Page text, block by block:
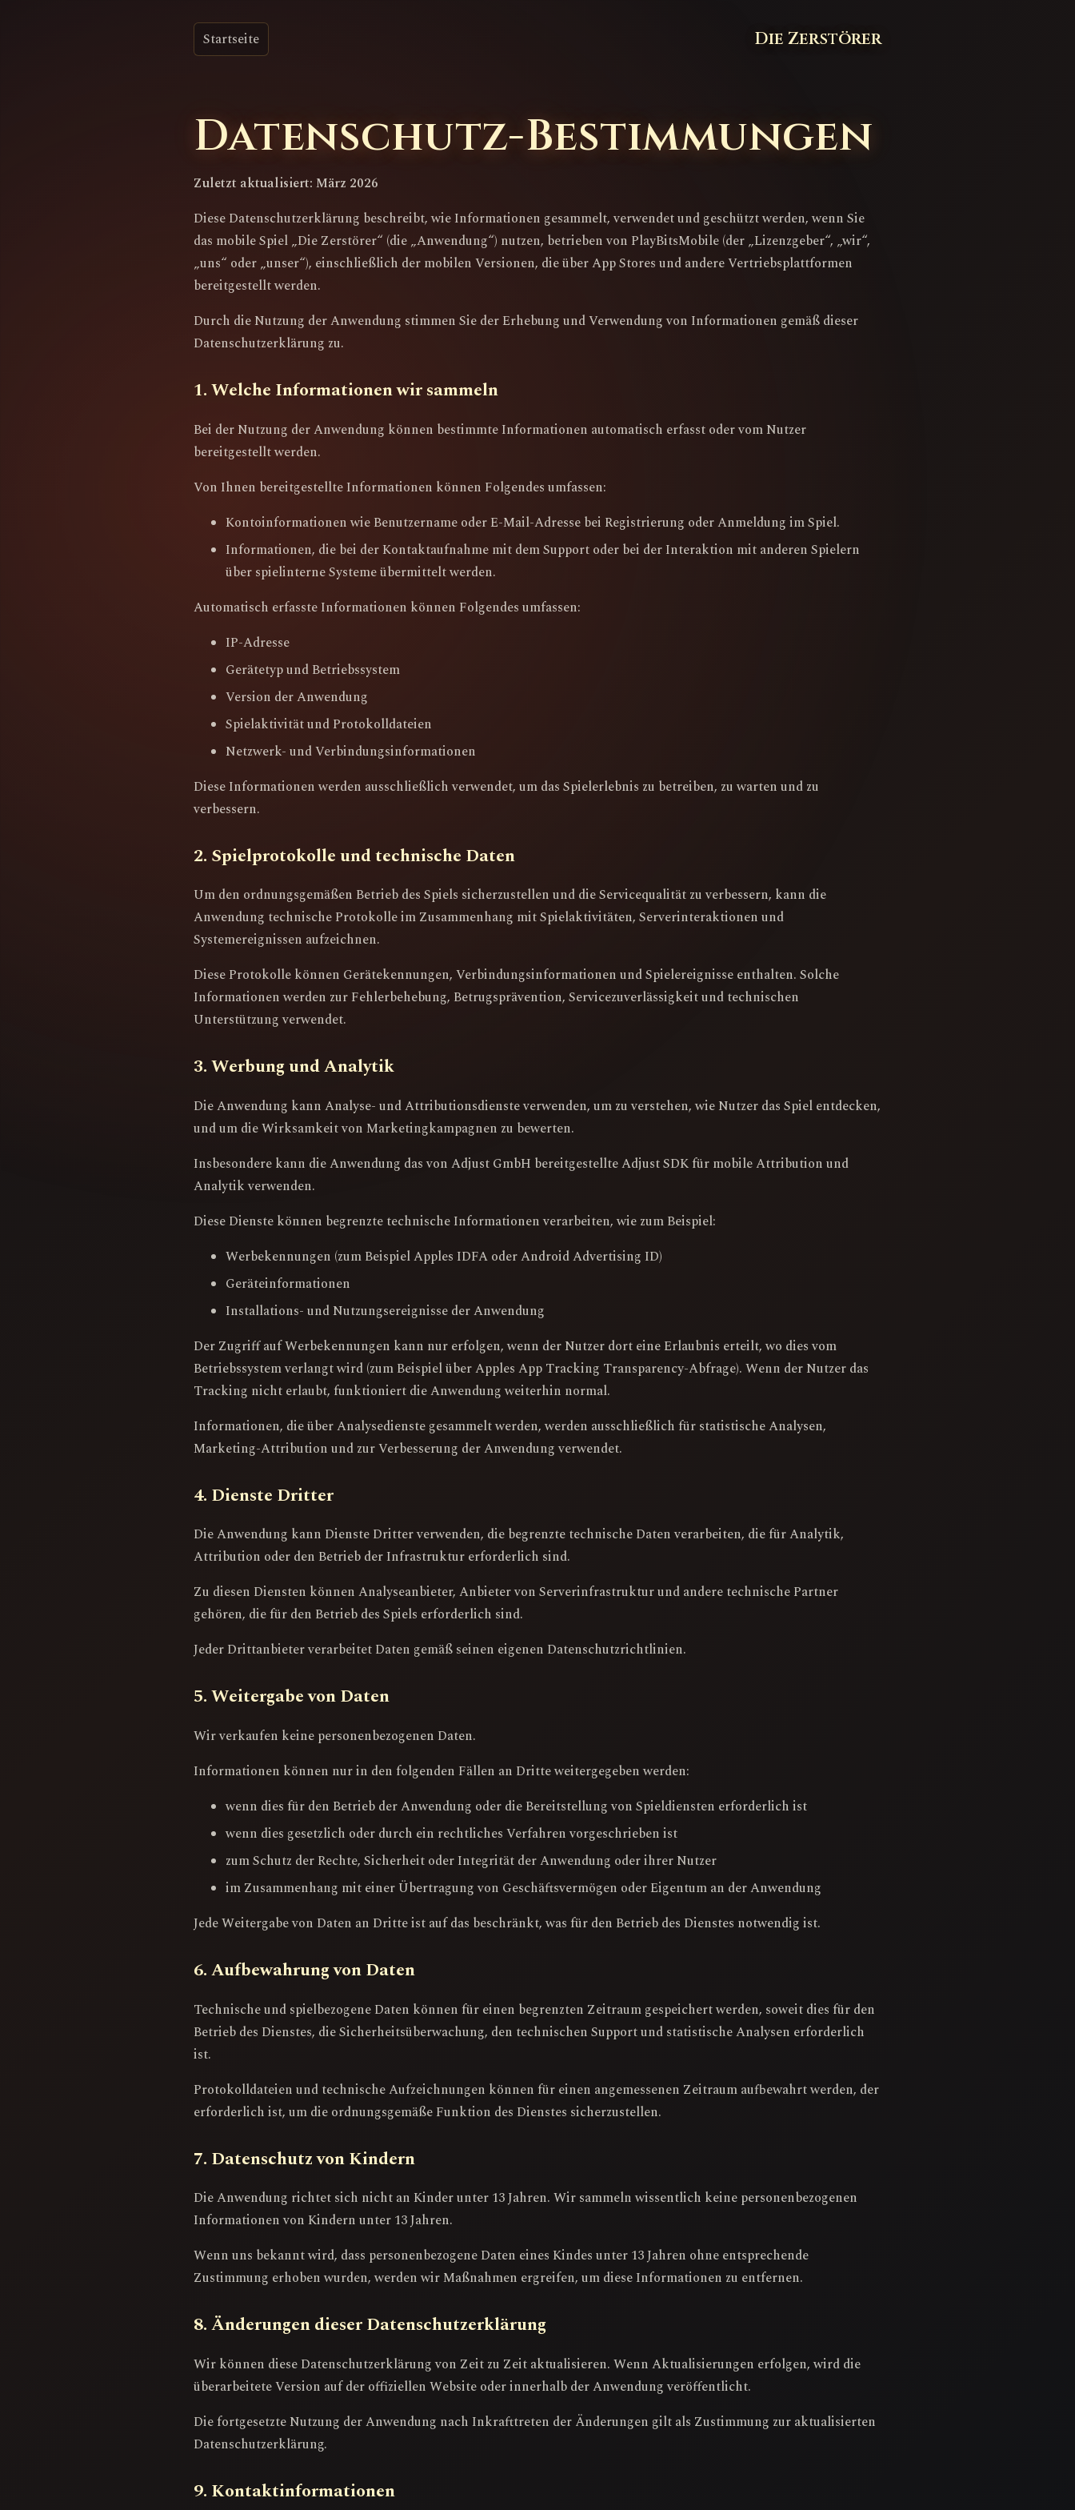
Startseite Die Zerstörer
Datenschutz-Bestimmungen
Zuletzt aktualisiert: März 2026
Diese Datenschutzerklärung beschreibt, wie Informationen gesammelt, verwendet und geschützt werden, wenn Sie
das mobile Spiel „Die Zerstörer“ (die „Anwendung“) nutzen, betrieben von PlayBitsMobile (der „Lizenzgeber“, „wir“,
„uns“ oder „unser“), einschließlich der mobilen Versionen, die über App Stores und andere Vertriebsplattformen
bereitgestellt werden.
Durch die Nutzung der Anwendung stimmen Sie der Erhebung und Verwendung von Informationen gemäß dieser
Datenschutzerklärung zu.
1. Welche Informationen wir sammeln
Bei der Nutzung der Anwendung können bestimmte Informationen automatisch erfasst oder vom Nutzer
bereitgestellt werden.
Von Ihnen bereitgestellte Informationen können Folgendes umfassen:
Kontoinformationen wie Benutzername oder E-Mail-Adresse bei Registrierung oder Anmeldung im Spiel.
Informationen, die bei der Kontaktaufnahme mit dem Support oder bei der Interaktion mit anderen Spielern
über spielinterne Systeme übermittelt werden.
Automatisch erfasste Informationen können Folgendes umfassen:
IP-Adresse
Gerätetyp und Betriebssystem
Version der Anwendung
Spielaktivität und Protokolldateien
Netzwerk- und Verbindungsinformationen
Diese Informationen werden ausschließlich verwendet, um das Spielerlebnis zu betreiben, zu warten und zu
verbessern.
2. Spielprotokolle und technische Daten
Um den ordnungsgemäßen Betrieb des Spiels sicherzustellen und die Servicequalität zu verbessern, kann die
Anwendung technische Protokolle im Zusammenhang mit Spielaktivitäten, Serverinteraktionen und
Systemereignissen aufzeichnen.
Diese Protokolle können Gerätekennungen, Verbindungsinformationen und Spielereignisse enthalten. Solche
Informationen werden zur Fehlerbehebung, Betrugsprävention, Servicezuverlässigkeit und technischen
Unterstützung verwendet.
3. Werbung und Analytik
Die Anwendung kann Analyse- und Attributionsdienste verwenden, um zu verstehen, wie Nutzer das Spiel entdecken,
und um die Wirksamkeit von Marketingkampagnen zu bewerten.
Insbesondere kann die Anwendung das von Adjust GmbH bereitgestellte Adjust SDK für mobile Attribution und
Analytik verwenden.
Diese Dienste können begrenzte technische Informationen verarbeiten, wie zum Beispiel:
Werbekennungen (zum Beispiel Apples IDFA oder Android Advertising ID)
Geräteinformationen
Installations- und Nutzungsereignisse der Anwendung
Der Zugriff auf Werbekennungen kann nur erfolgen, wenn der Nutzer dort eine Erlaubnis erteilt, wo dies vom
Betriebssystem verlangt wird (zum Beispiel über Apples App Tracking Transparency-Abfrage). Wenn der Nutzer das
Tracking nicht erlaubt, funktioniert die Anwendung weiterhin normal.
Informationen, die über Analysedienste gesammelt werden, werden ausschließlich für statistische Analysen,
Marketing-Attribution und zur Verbesserung der Anwendung verwendet.
4. Dienste Dritter
Die Anwendung kann Dienste Dritter verwenden, die begrenzte technische Daten verarbeiten, die für Analytik,
Attribution oder den Betrieb der Infrastruktur erforderlich sind.
Zu diesen Diensten können Analyseanbieter, Anbieter von Serverinfrastruktur und andere technische Partner
gehören, die für den Betrieb des Spiels erforderlich sind.
Jeder Drittanbieter verarbeitet Daten gemäß seinen eigenen Datenschutzrichtlinien.
5. Weitergabe von Daten
Wir verkaufen keine personenbezogenen Daten.
Informationen können nur in den folgenden Fällen an Dritte weitergegeben werden:
wenn dies für den Betrieb der Anwendung oder die Bereitstellung von Spieldiensten erforderlich ist
wenn dies gesetzlich oder durch ein rechtliches Verfahren vorgeschrieben ist
zum Schutz der Rechte, Sicherheit oder Integrität der Anwendung oder ihrer Nutzer
im Zusammenhang mit einer Übertragung von Geschäftsvermögen oder Eigentum an der Anwendung
Jede Weitergabe von Daten an Dritte ist auf das beschränkt, was für den Betrieb des Dienstes notwendig ist.
6. Aufbewahrung von Daten
Technische und spielbezogene Daten können für einen begrenzten Zeitraum gespeichert werden, soweit dies für den
Betrieb des Dienstes, die Sicherheitsüberwachung, den technischen Support und statistische Analysen erforderlich
ist.
Protokolldateien und technische Aufzeichnungen können für einen angemessenen Zeitraum aufbewahrt werden, der
erforderlich ist, um die ordnungsgemäße Funktion des Dienstes sicherzustellen.
7. Datenschutz von Kindern
Die Anwendung richtet sich nicht an Kinder unter 13 Jahren. Wir sammeln wissentlich keine personenbezogenen
Informationen von Kindern unter 13 Jahren.
Wenn uns bekannt wird, dass personenbezogene Daten eines Kindes unter 13 Jahren ohne entsprechende
Zustimmung erhoben wurden, werden wir Maßnahmen ergreifen, um diese Informationen zu entfernen.
8. Änderungen dieser Datenschutzerklärung
Wir können diese Datenschutzerklärung von Zeit zu Zeit aktualisieren. Wenn Aktualisierungen erfolgen, wird die
überarbeitete Version auf der offiziellen Website oder innerhalb der Anwendung veröffentlicht.
Die fortgesetzte Nutzung der Anwendung nach Inkrafttreten der Änderungen gilt als Zustimmung zur aktualisierten
Datenschutzerklärung.
9. Kontaktinformationen